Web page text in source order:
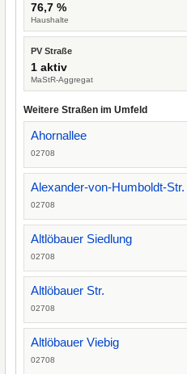
76,7 %
Haushalte
PV Straße
1 aktiv
MaStR-Aggregat
Weitere Straßen im Umfeld
Ahornallee
02708
Alexander-von-Humboldt-Str.
02708
Altlöbauer Siedlung
02708
Altlöbauer Str.
02708
Altlöbauer Viebig
02708